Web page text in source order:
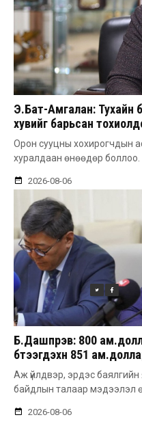
Э.Бат-Амгалан: Тухайн
хувийг барьсан
авдаг болгоно
Орон сууцны хохирогчдын
хуралдаан өнөөдөр боллоо.
2026-08-06
Б.Дашпүрэв: 800
бүтээгдэхүүн 851
Аж үйлдвэр, эрдэс
байдлын талаар мэдээлэл
2026-08-06